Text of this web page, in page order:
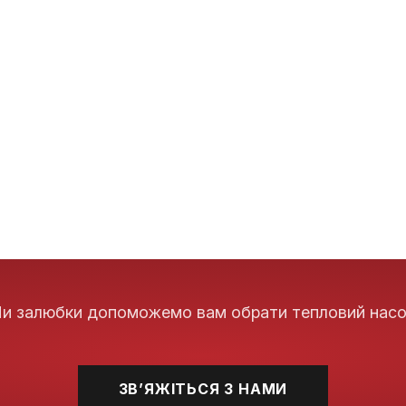
залюбки допоможемо вам обрати тепловий
ЗВʼЯЖІТЬСЯ З НАМИ